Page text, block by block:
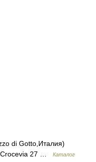
di Gotto,Италия)
Crocevia 27 …
Каталог